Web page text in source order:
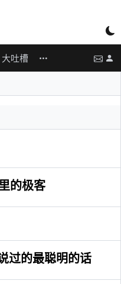
大吐槽
的极客
过的最聪明的话